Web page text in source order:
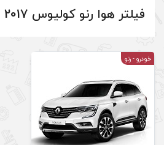
فیلتر هوا رنو کولیوس 2017
خودرو - رنو